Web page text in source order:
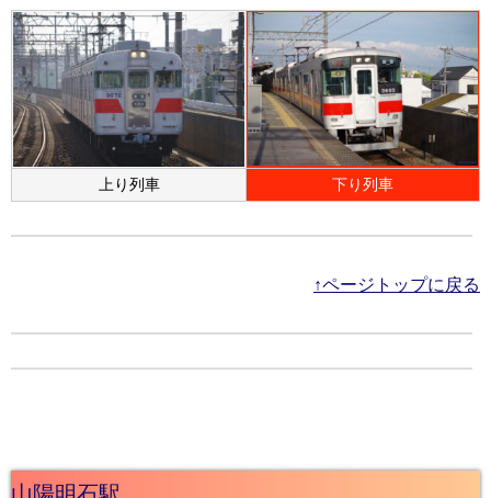
上り列車 下り列車
↑ページトップに戻る